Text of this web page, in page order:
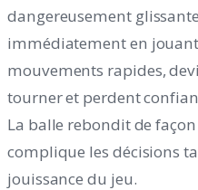
dangereusement
immédiatement en
mouvements rapides,
tourner et perdent
La balle rebondit de
complique les décisions
jouissance du jeu.